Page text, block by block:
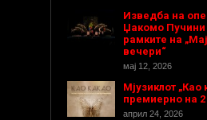
Изведба на
Џакомо Пучини
рамките на
вечери“
мај 12, 2026
Мјузиклот „Као
премиерно на
април 24, 2026